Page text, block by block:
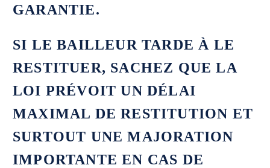
GARANTIE.
SI LE BAILLEUR TARDE À LE
RESTITUER, SACHEZ QUE LA
LOI PRÉVOIT UN DÉLAI
MAXIMAL DE RESTITUTION ET
SURTOUT UNE MAJORATION
IMPORTANTE EN CAS DE